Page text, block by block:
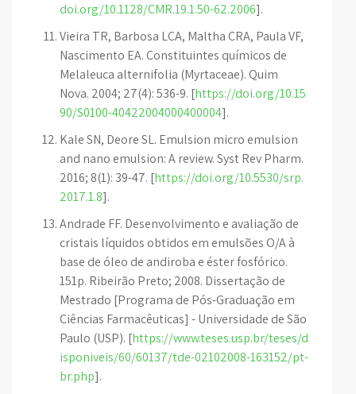
doi.org/10.1128/CMR.19.1.50-62.2006].
Vieira TR, Barbosa LCA, Maltha CRA, Paula VF,
Nascimento EA. Constituintes químicos de
Melaleuca alternifolia (Myrtaceae). Quim
Nova. 2004; 27(4): 536-9. [https://doi.org/10.15
90/S0100-40422004000400004].
Kale SN, Deore SL. Emulsion micro emulsion
and nano emulsion: A review. Syst Rev Pharm.
2016; 8(1): 39-47. [https://doi.org/10.5530/srp.
2017.1.8].
Andrade FF. Desenvolvimento e avaliação de
cristais líquidos obtidos em emulsões O/A à
base de óleo de andiroba e éster fosfórico.
151p. Ribeirão Preto; 2008. Dissertação de
Mestrado [Programa de Pós-Graduação em
Ciências Farmacêuticas] - Universidade de São
Paulo (USP). [https://www.teses.usp.br/teses/d
isponiveis/60/60137/tde-02102008-163152/pt-
br.php].